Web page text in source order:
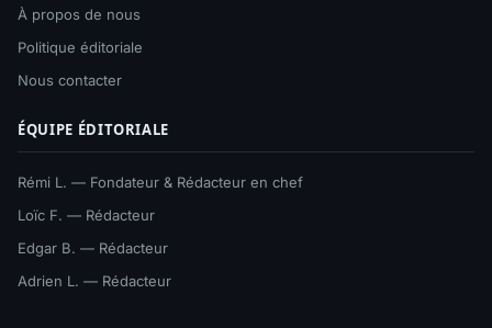
À propos de nous
Politique éditoriale
Nous contacter
ÉQUIPE ÉDITORIALE
Rémi L. — Fondateur & Rédacteur en chef
Loïc F. — Rédacteur
Edgar B. — Rédacteur
Adrien L. — Rédacteur